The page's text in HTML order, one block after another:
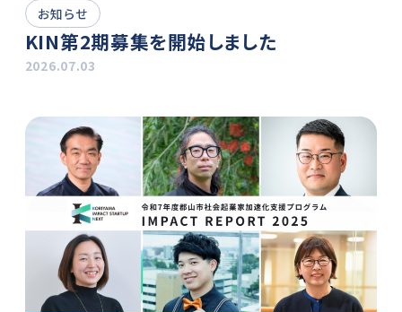
お知らせ
KIN第2期募集を開始しました
2026.07.03